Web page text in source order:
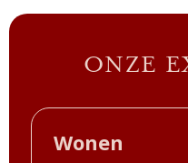
ONZE
Wonen